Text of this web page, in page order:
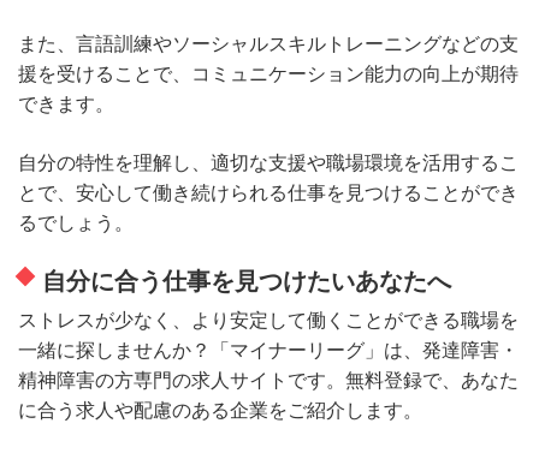
また、言語訓練やソーシャルスキルトレーニングなどの支
援を受けることで、コミュニケーション能力の向上が期待
できます。
自分の特性を理解し、適切な支援や職場環境を活用するこ
とで、安心して働き続けられる仕事を見つけることができ
るでしょう。
自分に合う仕事を見つけたいあなたへ
ストレスが少なく、より安定して働くことができる職場を
一緒に探しませんか？「マイナーリーグ」は、発達障害・
精神障害の方専門の求人サイトです。無料登録で、あなた
に合う求人や配慮のある企業をご紹介します。